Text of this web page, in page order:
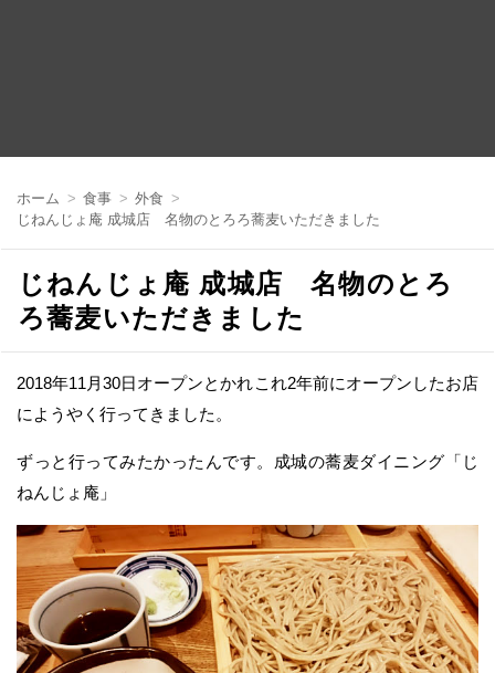
ホーム 食事
外食
じねんじょ庵 成城店 名物のとろろ蕎麦いただきました
じねんじょ庵 成城店 名物のとろ
ろ蕎麦いただきました
2018年11月30日オープンとかれこれ2年前にオープンしたお店
にようやく行ってきました。
ずっと行ってみたかったんです。成城の蕎麦ダイニング「じ
ねんじょ庵」